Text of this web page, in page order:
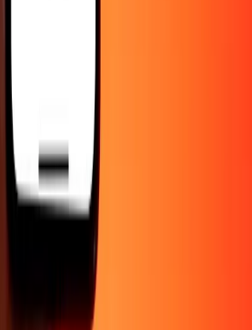
Corporativo